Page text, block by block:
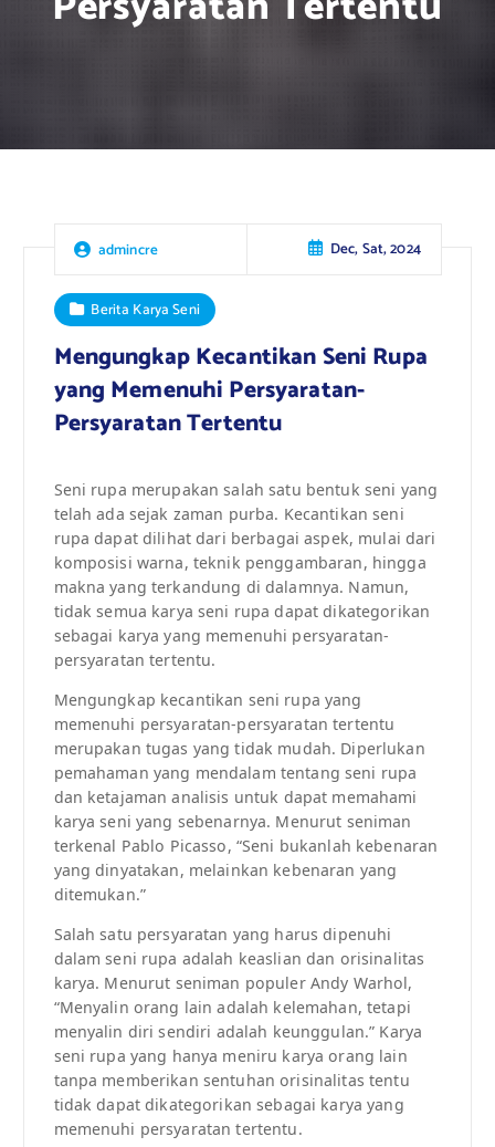
admincre Dec, Sat, 2024
Berita Karya Seni
Mengungkap Kecantikan Seni Rupa
yang Memenuhi Persyaratan-
Persyaratan Tertentu
Seni rupa merupakan salah satu bentuk seni yang
telah ada sejak zaman purba. Kecantikan seni
rupa dapat dilihat dari berbagai aspek, mulai dari
komposisi warna, teknik penggambaran, hingga
makna yang terkandung di dalamnya. Namun,
tidak semua karya seni rupa dapat dikategorikan
sebagai karya yang memenuhi persyaratan-
persyaratan tertentu.
Mengungkap kecantikan seni rupa yang
memenuhi persyaratan-persyaratan tertentu
merupakan tugas yang tidak mudah. Diperlukan
pemahaman yang mendalam tentang seni rupa
dan ketajaman analisis untuk dapat memahami
karya seni yang sebenarnya. Menurut seniman
terkenal Pablo Picasso, “Seni bukanlah kebenaran
yang dinyatakan, melainkan kebenaran yang
ditemukan.”
Salah satu persyaratan yang harus dipenuhi
dalam seni rupa adalah keaslian dan orisinalitas
karya. Menurut seniman populer Andy Warhol,
“Menyalin orang lain adalah kelemahan, tetapi
menyalin diri sendiri adalah keunggulan.” Karya
seni rupa yang hanya meniru karya orang lain
tanpa memberikan sentuhan orisinalitas tentu
tidak dapat dikategorikan sebagai karya yang
memenuhi persyaratan tertentu.